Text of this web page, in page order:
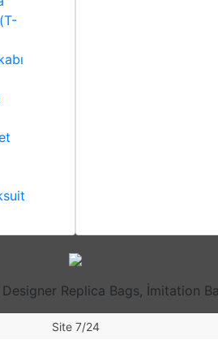
Replica Bags, İmitation
Site 7/24